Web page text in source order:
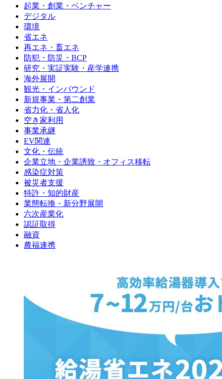
起業・創業・ベンチャー
デジタル
環境
省エネ
再エネ・畜エネ
防犯・防災・BCP
研究・実証実験・産学連携
海外展開
観光・インバウンド
新規事業・第二創業
省力化・省人化
空き家利用
事業承継
EV関連
文化・伝統
企業立地・企業誘致・オフィス移転
感染症対策
被災者支援
特許・知的財産
業態転換・新分野展開
六次産業化
認証取得
融資
農福連携